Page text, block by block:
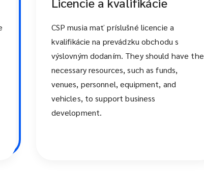
CSP musia mať príslušné licencie a
kvalifikácie na prevádzku obchodu s
výslovným dodaním. They should have the
necessary resources, such as funds,
venues, personnel, equipment, and
vehicles, to support business
development.